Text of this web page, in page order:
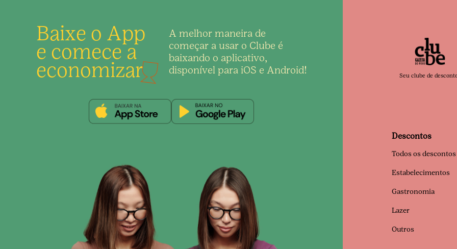
Baixe o App
e comece a
economizar
A melhor maneira de
começar a usar o Clube é
baixando o aplicativo,
disponível para iOS e Android!
Seu clube de
Descontos
Todos os descontos
Estabelecimentos
Gastronomia
Lazer
Outros